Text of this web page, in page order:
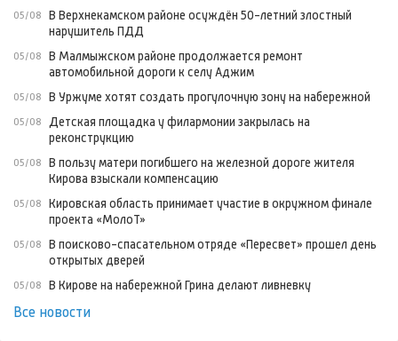
05/08
В Верхнекамском районе осуждён 50-летний злостный
нарушитель ПДД
05/08
В Малмыжском районе продолжается ремонт
автомобильной дороги к селу Аджим
05/08 В Уржуме хотят создать прогулочную зону на набережной
05/08
Детская площадка у филармонии закрылась на
реконструкцию
05/08
В пользу матери погибшего на железной дороге жителя
Кирова взыскали компенсацию
05/08
Кировская область принимает участие в окружном финале
проекта «МолоТ»
05/08
В поисково-спасательном отряде «Пересвет» прошел день
открытых дверей
05/08 В Кирове на набережной Грина делают ливневку
Все новости